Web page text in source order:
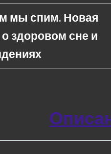
мы спим. Новая
о здоровом сне и